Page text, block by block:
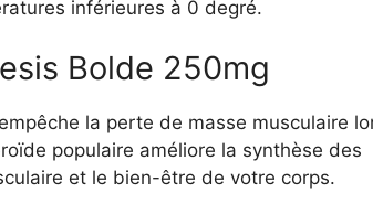
inférieures à 0 degré.
Bolde 250mg
la perte de masse musculaire
populaire améliore la synthèse des
et le bien-être de votre corps.